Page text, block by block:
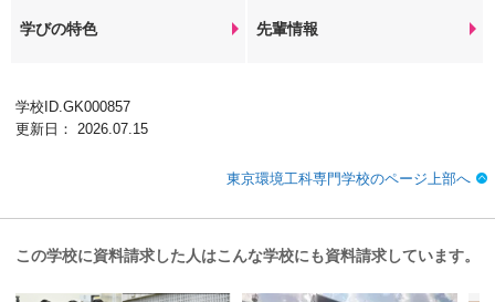
学びの特色 先輩情報
学校ID.GK000857
更新日： 2026.07.15
東京環境工科専門学校のページ上部へ
この学校に資料請求した人はこんな学校にも資料請求しています。